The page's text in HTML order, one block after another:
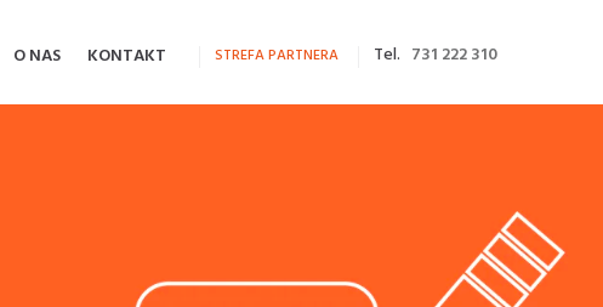
O NAS KONTAKT Tel. 731 222 310
STREFA PARTNERA